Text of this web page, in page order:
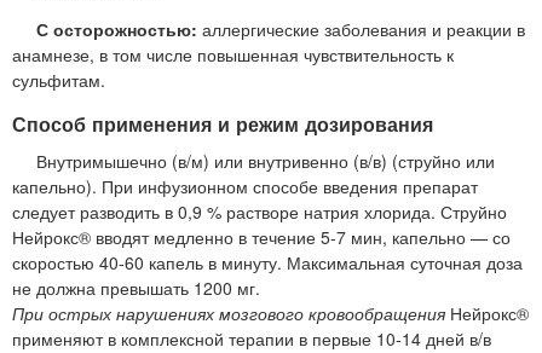
С осторожностью: аллергические заболевания и реакции в
анамнезе, в том числе повышенная чувствительность к
сульфитам.
Способ применения и режим дозирования
Внутримышечно (в/м) или внутривенно (в/в) (струйно или
капельно). При инфузионном способе введения препарат
следует разводить в 0,9 % растворе натрия хлорида. Струйно
Нейрокс® вводят медленно в течение 5-7 мин, капельно — со
скоростью 40-60 капель в минуту. Максимальная суточная доза
не должна превышать 1200 мг.
При острых нарушениях мозгового кровообращения Нейрокс®
применяют в комплексной терапии в первые 10-14 дней в/в